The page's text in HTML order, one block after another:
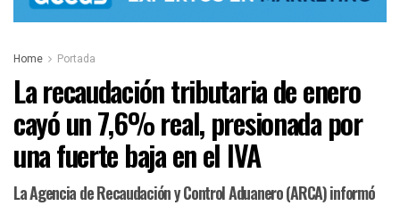
Home Portada
La recaudación tributaria de enero
cayó un 7,6% real, presionada por
una fuerte baja en el IVA
La Agencia de Recaudación y Control Aduanero (ARCA) informó